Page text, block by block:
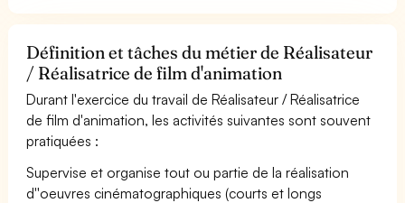
Définition et tâches du métier de Réalisateur
/ Réalisatrice de film d'animation
Durant l'exercice du travail de Réalisateur / Réalisatrice
de film d'animation, les activités suivantes sont souvent
pratiquées :
Supervise et organise tout ou partie de la réalisation
d''oeuvres cinématographiques (courts et longs